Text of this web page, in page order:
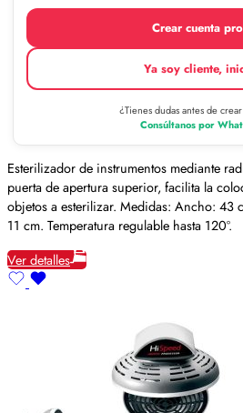
Crear cuenta
Ya soy cliente,
¿Tienes dudas antes de
Consúltanos por
Esterilizador de instrumentos mediante
puerta de apertura superior, facilita la
objetos a esterilizar. Medidas: Ancho: 43
11 cm. Temperatura regulable hasta 120º.
Ver detalles